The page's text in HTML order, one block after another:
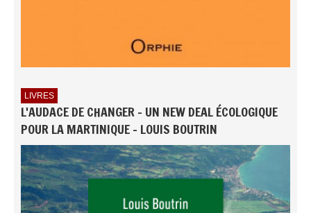
LIVRES
L'AUDACE DE CHANGER - UN NEW DEAL ÉCOLOGIQUE
POUR LA MARTINIQUE - LOUIS BOUTRIN